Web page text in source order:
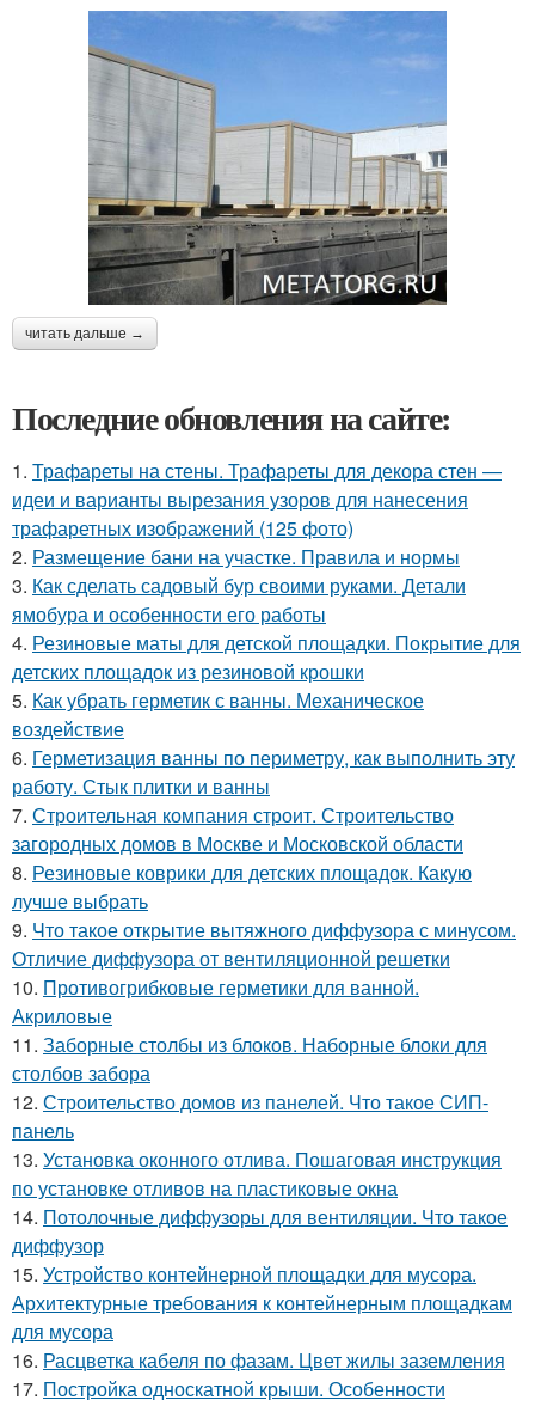
читать дальше →
Последние обновления на сайте:
1. Трафареты на стены. Трафареты для декора стен —
идеи и варианты вырезания узоров для нанесения
трафаретных изображений (125 фото)
2. Размещение бани на участке. Правила и нормы
3. Как сделать садовый бур своими руками. Детали
ямобура и особенности его работы
4. Резиновые маты для детской площадки. Покрытие для
детских площадок из резиновой крошки
5. Как убрать герметик с ванны. Механическое
воздействие
6. Герметизация ванны по периметру, как выполнить эту
работу. Стык плитки и ванны
7. Строительная компания строит. Строительство
загородных домов в Москве и Московской области
8. Резиновые коврики для детских площадок. Какую
лучше выбрать
9. Что такое открытие вытяжного диффузора с минусом.
Отличие диффузора от вентиляционной решетки
10. Противогрибковые герметики для ванной.
Акриловые
11. Заборные столбы из блоков. Наборные блоки для
столбов забора
12. Строительство домов из панелей. Что такое СИП-
панель
13. Установка оконного отлива. Пошаговая инструкция
по установке отливов на пластиковые окна
14. Потолочные диффузоры для вентиляции. Что такое
диффузор
15. Устройство контейнерной площадки для мусора.
Архитектурные требования к контейнерным площадкам
для мусора
16. Расцветка кабеля по фазам. Цвет жилы заземления
17. Постройка односкатной крыши. Особенности